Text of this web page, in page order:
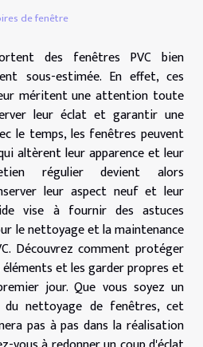
de fenêtre
des fenêtres PVC bien
sous-estimée. En effet, ces
méritent une attention toute
leur éclat et garantir une
le temps, les fenêtres peuvent
altèrent leur apparence et leur
régulier devient alors
leur aspect neuf et leur
vise à fournir des astuces
le nettoyage et la maintenance
Découvrez comment protéger
et les garder propres et
jour. Que vous soyez un
nettoyage de fenêtres, cet
pas à pas dans la réalisation